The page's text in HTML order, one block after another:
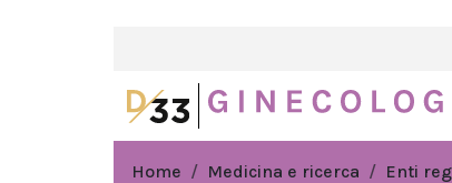
Home Medicina e ricerca Enti